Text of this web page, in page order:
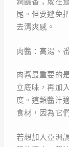
尾。但要避免
去清爽感。
肉醬：高湯、
肉醬最重要的
立底味，再加
度。這類醬汁
食材，因為它
若想加入亞洲